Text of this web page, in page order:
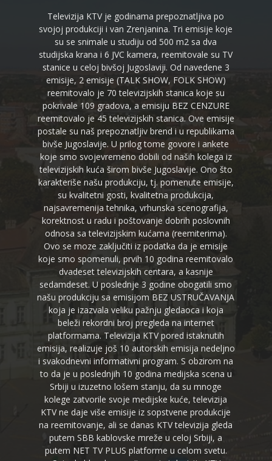
Televizija KTV je godinama prepoznatljiva po
svojoj produkciji i van Zrenjanina. Tri emisije koje
su se snimale u studiju od 500 m2 sa dva
studijska krana i 6 JVC kamera, reemitovale su TV
stanice u celoj bivšoj Jugoslaviji. Od navedene 3
emisije, 2 emisije (TALK SHOW, FOLK SHOW)
reemitovalo je 70 televizijskih stanica koje su
pokrivale 109 gradova, a emisiju BEZ CENZURE
reemitovalo je 45 televizijskih stanica. Ove emisije
postale su naš prepoznatljiv brend i u republikama
bivše Jugoslavije. U prilog tome govore i ankete
koje smo svojevremeno dobili od naših kolega iz
televizijskih kuća širom bivše Jugoslavije. Ono što
karakteriše našu produkciju, tj. pomenute emisije,
su kvalitetni gosti, kvalitetna produkcija,
najsavremenija tehnika, vrhunska scenografija,
korektnost u radu i poštovanje dobrih poslovnih
odnosa sa televizijskim kućama (reemiterima).
Ovo se moze zaključiti iz podatka da je emisije
koje smo spomenuli, prvih 10 godina reemitovalo
dvadeset televizijskih centara, a kasnije
sedamdeset. U poslednje 3 godine obogatili smo
našu produkciju sa emisijom BEZ USTRUČAVANJA
koja je izazvala veliku pažnju gledaoca i koja
beleži rekordni broj pregleda na internet
platformama. Televizija KTV pored istaknutih
emisija, realizuje još 10 autorskih emisija nedeljno
i svakodnevni informativni program. S obzirom na
to da je u poslednjih 10 godina medijska scena u
Srbiji u izuzetno lošem stanju, da su mnoge
kolege zatvorile svoje medijske kuće, televizija
KTV ne daje više emisije iz sopstvene produkcije
na reemitovanje, ali se danas KTV televizija gleda
putem SBB kablovske mreže u celoj Srbiji, a
putem NET TV PLUS platforme u celom svetu.